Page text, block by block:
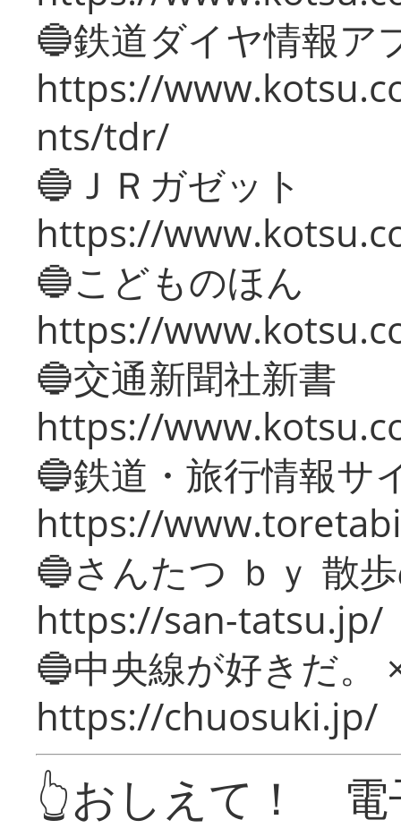
🔵鉄道ダイヤ情報ア
https://
nts/tdr/
🔵ＪＲガゼット
https://
🔵こどものほん
https://
🔵交通新聞社新書
https://
🔵鉄道・旅行情報サ
https://
🔵さんたつ ｂｙ 散
https://san-tatsu.jp/
🔵中央線が好きだ。
https://chuosuki.jp/
👆おしえて！ 電